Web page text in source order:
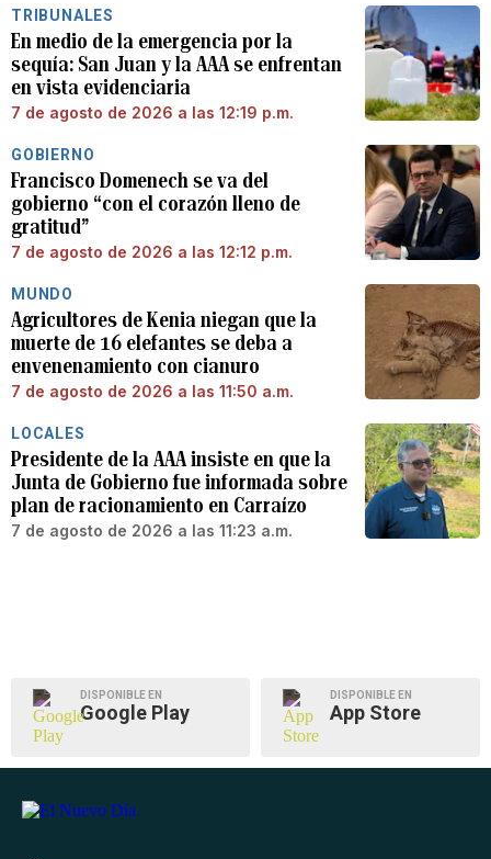
TRIBUNALES
En medio de la emergencia por la
sequía: San Juan y la AAA se enfrentan
en vista evidenciaria
7 de agosto de 2026 a las 12:19 p.m.
GOBIERNO
Francisco Domenech se va del
gobierno “con el corazón lleno de
gratitud”
7 de agosto de 2026 a las 12:12 p.m.
MUNDO
Agricultores de Kenia niegan que la
muerte de 16 elefantes se deba a
envenenamiento con cianuro
7 de agosto de 2026 a las 11:50 a.m.
LOCALES
Presidente de la AAA insiste en que la
Junta de Gobierno fue informada sobre
plan de racionamiento en Carraízo
7 de agosto de 2026 a las 11:23 a.m.
DISPONIBLE EN
Google Play
DISPONIBLE EN
App Store